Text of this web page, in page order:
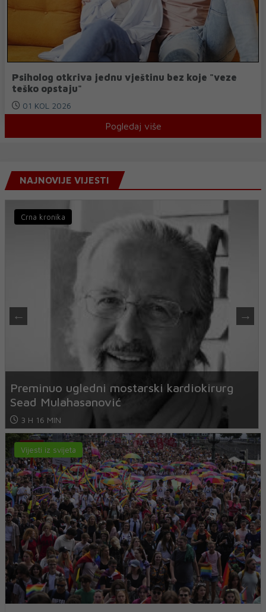
Psiholog otkriva jednu vještinu bez koje "veze
teško opstaju"
01 KOL 2026
Pogledaj više
NAJNOVIJE VIJESTI
Iran postavio šest uvjeta SAD-
otvaranje Hormuškog moreuza
Vijesti iz svijeta